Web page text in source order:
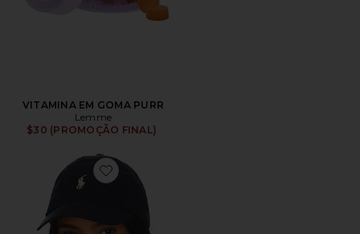
VITAMINA EM GOMA PURR
Lemme
$30 (PROMOÇÃO FINAL)
Favorite Chino Cap